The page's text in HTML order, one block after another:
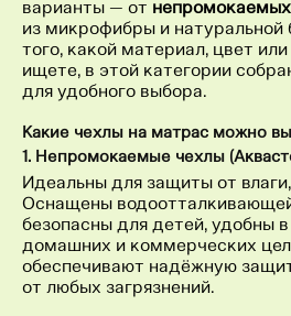
варианты — от
из микрофибры и натуральной
того, какой материал, цвет
ищете, в этой категории
для удобного выбора.
Какие чехлы на матрас можно
1. Непромокаемые чехлы
Идеальны для защиты от
Оснащены
безопасны для детей, удобны
домашних и коммерческих
обеспечивают надёжную
от любых загрязнений.